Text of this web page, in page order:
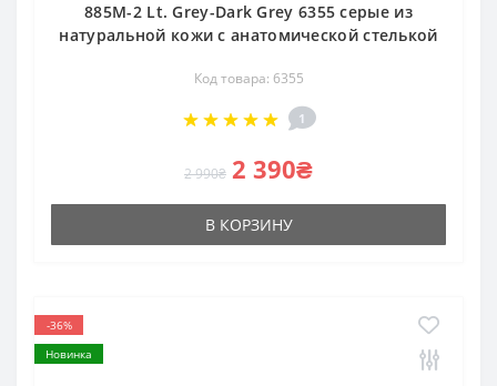
885M-2 Lt. Grey-Dark Grey 6355 серые из
натуральной кожи с анатомической стелькой
Код товара: 6355
1
2 990₴ 2 390₴
В КОРЗИНУ
-36%
Новинка